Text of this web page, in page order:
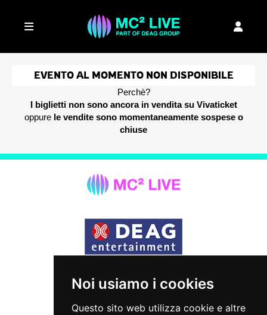
Noi usiamo i cookies
Questo sito web utilizza cookie e altre
EVENTO AL MOMENTO NON DISPONIBILE
Perchè?
I biglietti non sono ancora in vendita su Vivaticket
oppure le vendite sono momentaneamente sospese o
chiuse
INFO